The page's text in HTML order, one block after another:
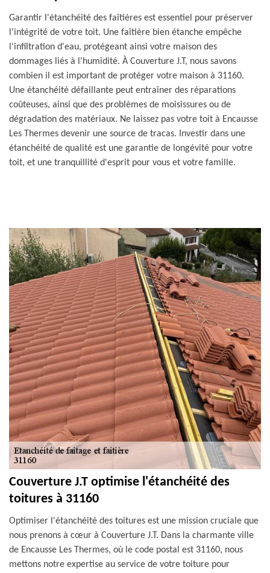
Garantir l'étanchéité des faîtières est essentiel pour préserver
l'intégrité de votre toit. Une faîtière bien étanche empêche
l'infiltration d'eau, protégeant ainsi votre maison des
dommages liés à l'humidité. À Couverture J.T, nous savons
combien il est important de protéger votre maison à 31160.
Une étanchéité défaillante peut entraîner des réparations
coûteuses, ainsi que des problèmes de moisissures ou de
dégradation des matériaux. Ne laissez pas votre toit à Encausse
Les Thermes devenir une source de tracas. Investir dans une
étanchéité de qualité est une garantie de longévité pour votre
toit, et une tranquillité d'esprit pour vous et votre famille.
Couverture J.T optimise l'étanchéité des
toitures à 31160
Optimiser l'étanchéité des toitures est une mission cruciale que
nous prenons à cœur à Couverture J.T. Dans la charmante ville
de Encausse Les Thermes, où le code postal est 31160, nous
mettons notre expertise au service de votre toiture pour